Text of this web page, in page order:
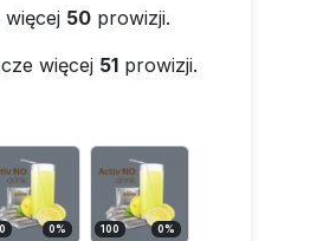
50prowizji.
więcej 51prowizji.
0% 100 0%